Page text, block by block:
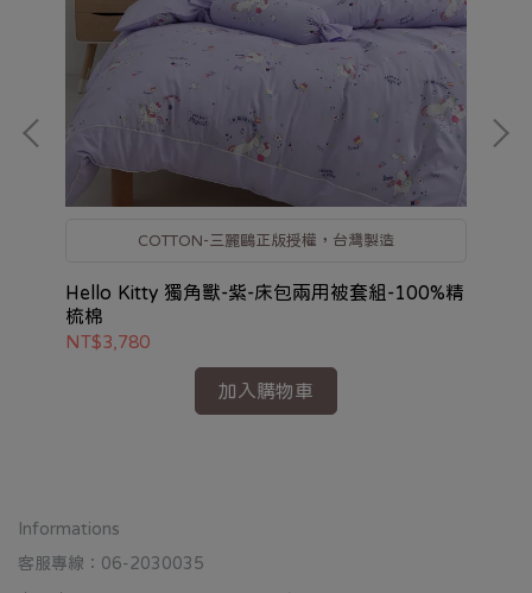
COTTON-三麗鷗正版授權，台灣製造
Hello Kitty 獨角獸-紫-床包兩用被套組-100%精
梳棉
NT$3,780
加入購物車
Informations
客服專線：06-2030035